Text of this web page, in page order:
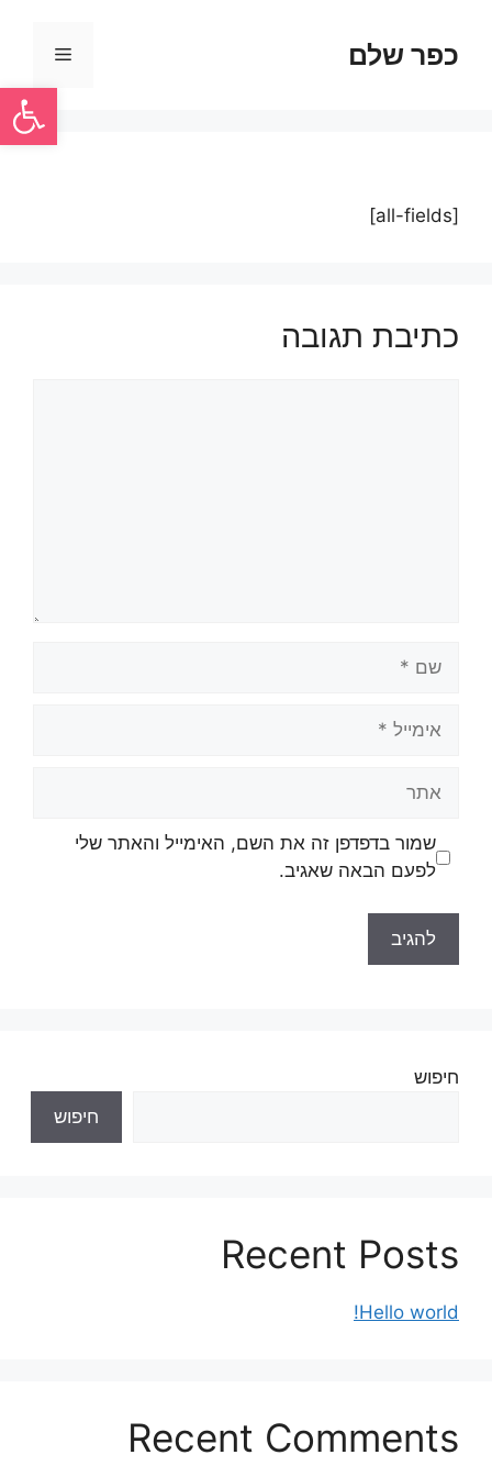
פתח
כפר שלם
[all-fields]
כתיבת תגובה
שמור בדפדפן זה את השם, האימייל והאתר שלי
לפעם הבאה שאגיב.
חיפוש
חיפוש
Recent Posts
Hello world!
Recent Comments